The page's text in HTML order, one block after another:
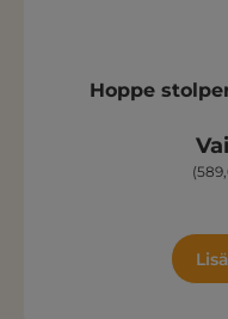
Hoppe